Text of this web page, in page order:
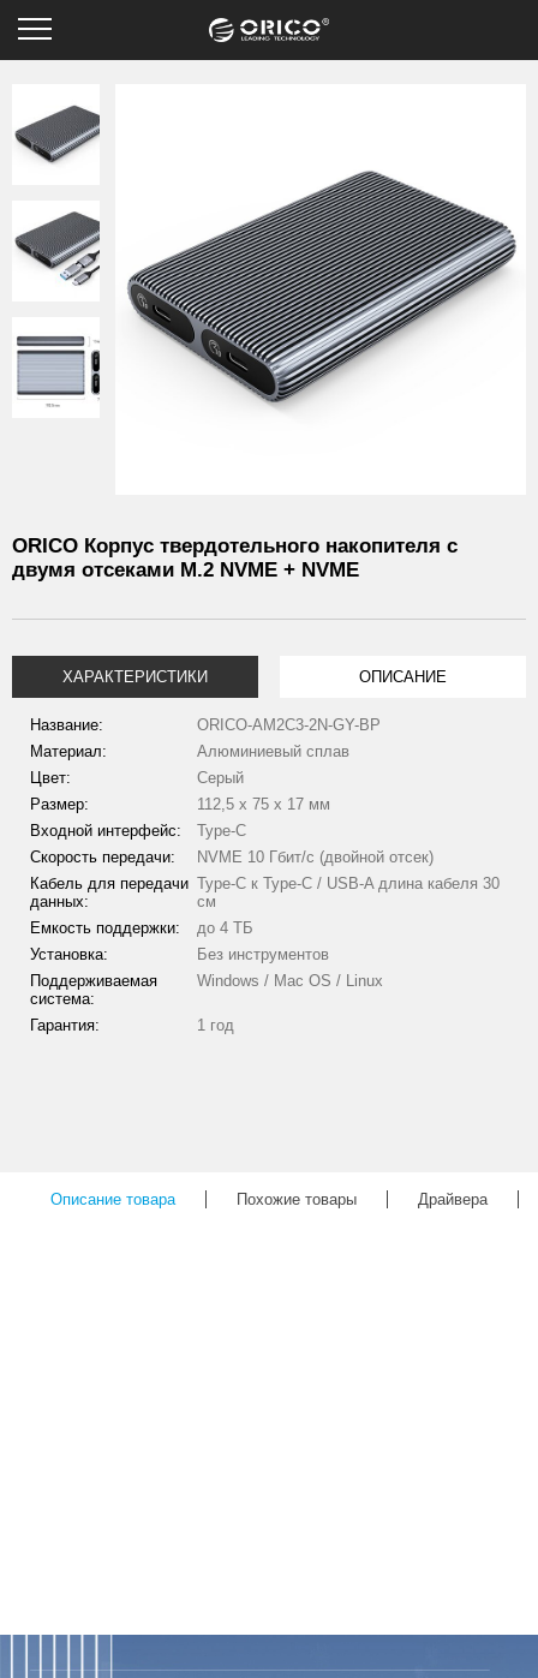
ORICO Корпус твердотельного накопителя с
двумя отсеками M.2 NVME + NVME
ХАРАКТЕРИСТИКИ ОПИСАНИЕ
Название:
ORICO-AM2C3-2N-GY-BP
Материал:
Алюминиевый сплав
Цвет:
Серый
Размер:
112,5 х 75 х 17 мм
Входной интерфейс:
Type-C
Скорость передачи:
NVME 10 Гбит/с (двойной отсек)
Кабель для передачи
данных:
Type-C к Type-C / USB-A длина кабеля 30
см
Емкость поддержки:
до 4 ТБ
Установка:
Без инструментов
Поддерживаемая
система:
Windows / Mac OS / Linux
Гарантия: 1 год
Описание товара Похожие товары Драйвера